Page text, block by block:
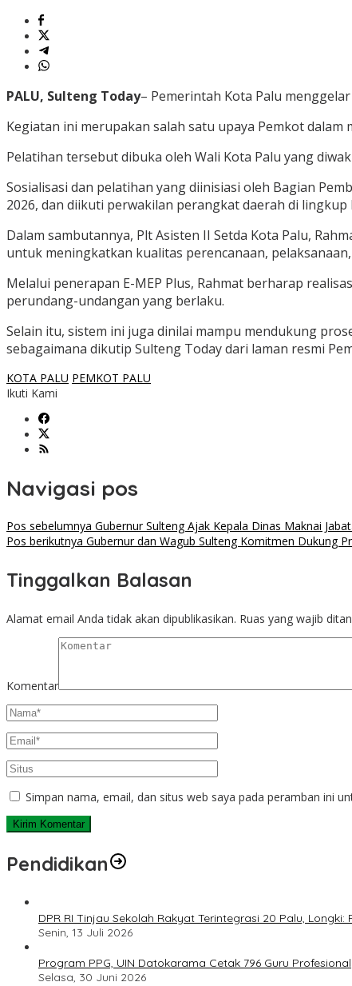
PALU, Sulteng Today– Pemerintah Kota Palu
Kegiatan ini merupakan salah satu upaya Pemkot
Pelatihan tersebut dibuka oleh Wali Kota Palu yang
Sosialisasi dan pelatihan yang diinisiasi oleh Bagian
2026, dan diikuti perwakilan perangkat daerah di lingkup
Dalam sambutannya, Plt Asisten II Setda Kota Palu,
untuk meningkatkan kualitas perencanaan,
Melalui penerapan E-MEP Plus, Rahmat berharap
perundang-undangan yang berlaku.
Selain itu, sistem ini juga dinilai mampu mendukung
sebagaimana dikutip Sulteng Today dari laman resmi
KOTA PALU PEMKOT PALU
Ikuti Kami
Navigasi pos
Pos sebelumnya Gubernur Sulteng Ajak Kepala Dinas Maknai
Pos berikutnya Gubernur dan Wagub Sulteng Komitmen Dukung
Tinggalkan Balasan
Alamat email Anda tidak akan dipublikasikan. Ruas yang wajib
Komentar
Simpan nama, email, dan situs web saya pada peramban ini
Pendidikan
DPR RI Tinjau Sekolah Rakyat Terintegrasi 20 Palu,
Senin, 13 Juli 2026
Program PPG, UIN Datokarama Cetak 796 Guru Profesional
Selasa, 30 Juni 2026